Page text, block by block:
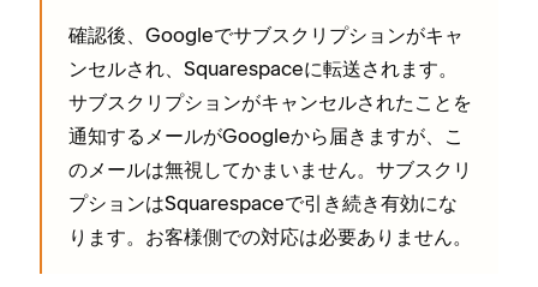
確認後⁠、Googleでサブスクリプシ⁠ョンがキ⁠ャ
ンセルされ⁠、Squarespaceに転送されます⁠。
サブスクリプシ⁠ョンがキ⁠ャンセルされたことを
通知するメ⁠ールがGoogleから届きますが⁠、こ
のメ⁠ールは無視してかまいません⁠。サブスクリ
プシ⁠ョンはSquarespaceで引き続き有効にな
ります⁠。お客様側での対応は必要ありません⁠。